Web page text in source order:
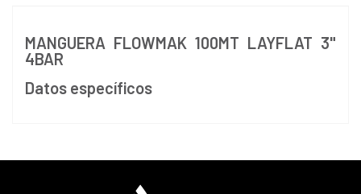
MANGUERA FLOWMAK 100MT LAYFLAT 3"
4BAR
Datos específicos